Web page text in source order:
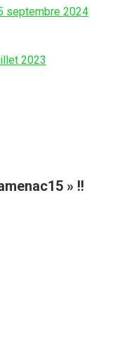
septembre 2024
2023
» !!